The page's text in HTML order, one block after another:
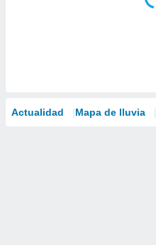
Actualidad Mapa de lluvia